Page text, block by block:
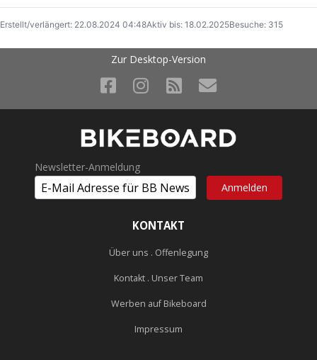
Erstellt/verlängert: 22.08.2024 04:48Aktiv bis: 18.02.2025Besuche: 315
Zur Desktop-Version
Newsletter-Anmeldung
KONTAKT
Über uns . Offenlegung
Kontakt . Unser Team
Werben auf Bikeboard
Impressum